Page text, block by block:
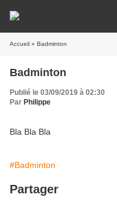
Accueil » Badminton
Badminton
Publié le 03/09/2019 à 02:30
Par Philippe
Bla Bla Bla
#Badminton
Partager